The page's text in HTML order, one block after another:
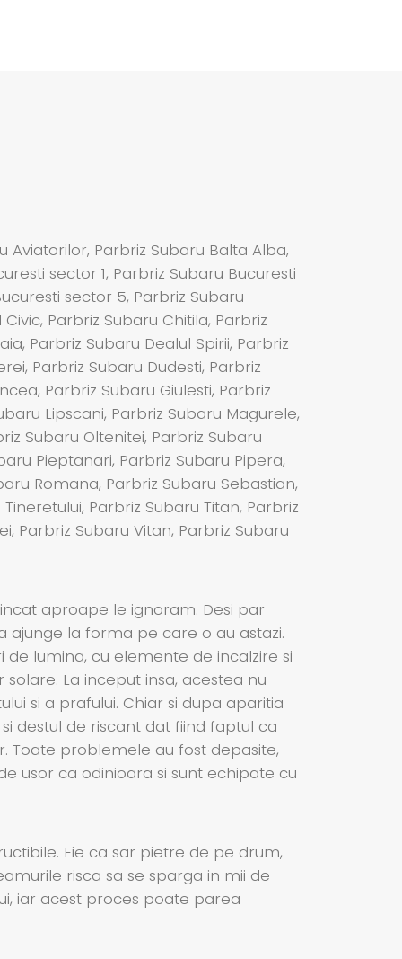
Aviatorilor, Parbriz Subaru Balta Alba,
sector 1, Parbriz Subaru Bucuresti
sector 5, Parbriz Subaru
Parbriz Subaru Chitila, Parbriz
Parbriz Subaru Dealul Spirii, Parbriz
Parbriz Subaru Dudesti, Parbriz
Parbriz Subaru Giulesti, Parbriz
Lipscani, Parbriz Subaru Magurele,
Subaru Oltenitei, Parbriz Subaru
Pieptanari, Parbriz Subaru Pipera,
Romana, Parbriz Subaru Sebastian,
Parbriz Subaru Titan, Parbriz
Parbriz Subaru Vitan, Parbriz Subaru
aproape le ignoram. Desi par
la forma pe care o au astazi.
lumina, cu elemente de incalzire si
La inceput insa, acestea nu
si a prafului. Chiar si dupa aparitia
destul de riscant dat fiind faptul ca
Toate problemele au fost depasite,
usor ca odinioara si sunt echipate cu
Fie ca sar pietre de pe drum,
risca sa se sparga in mii de
iar acest proces poate parea